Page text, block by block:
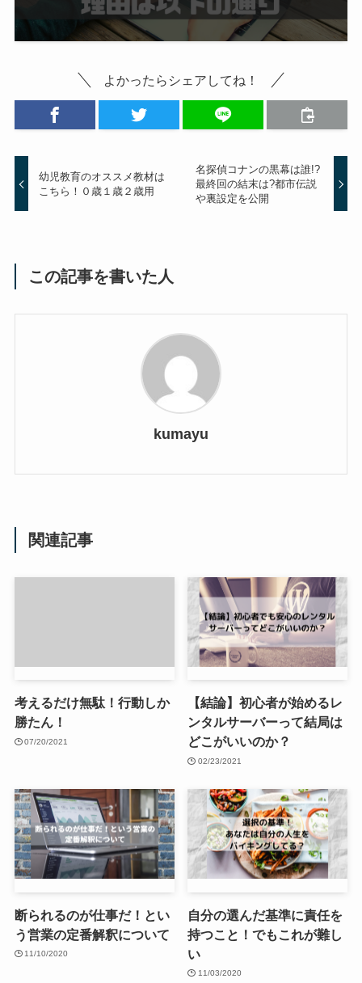
よかったらシェアしてね！
幼児教育のオススメ教材は
こちら！０歳１歳２歳用
名探偵コナンの黒幕は誰!?
最終回の結末は?都市伝説
や裏設定を公開
この記事を書いた人
kumayu
関連記事
考えるだけ無駄！行動しか
勝たん！
07/20/2021
【結論】初心者が始めるレ
ンタルサーバーって結局は
どこがいいのか？
02/23/2021
断られるのが仕事だ！とい
う営業の定番解釈について
11/10/2020
自分の選んだ基準に責任を
持つこと！でもこれが難し
い
11/03/2020